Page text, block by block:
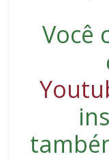
Você